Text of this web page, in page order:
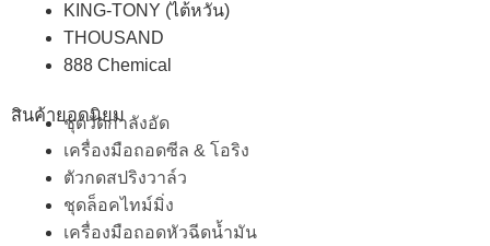
KING-TONY (ไต้หวัน)
THOUSAND
888 Chemical
สินค้ายอดนิยม
ชุดวัดกำลังอัด
เครื่องมือถอดซีล & โอริง
ตัวกดสปริงวาล์ว
ชุดล็อคไทม์มิ่ง
เครื่องมือถอดหัวฉีดน้ำมัน